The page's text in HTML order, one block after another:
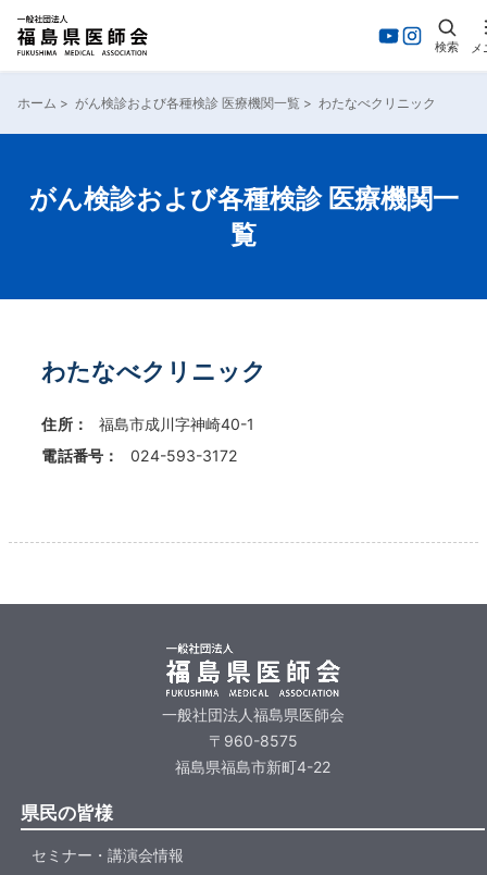
検索 メ
ホーム > がん検診および各種検診 医療機関一覧 > わたなべクリニック
がん検診および各種検診 医療機関一
覧
わたなべクリニック
住所：
福島市成川字神崎40-1
電話番号：
024-593-3172
一般社団法人福島県医師会
〒960-8575
福島県福島市新町4-22
県民の皆様
セミナー・講演会情報